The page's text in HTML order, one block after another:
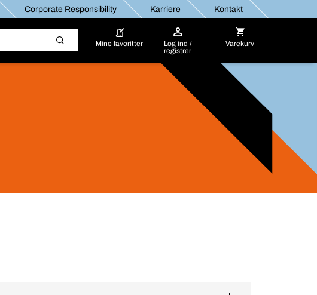
Corporate Responsibility Karriere Kontakt
Mine favoritter
Log ind /
registrer
Varekurv